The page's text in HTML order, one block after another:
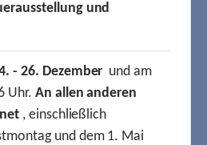
und
- 26. Dezember und am
Uhr. An allen anderen
, einschließlich
und dem 1. Mai